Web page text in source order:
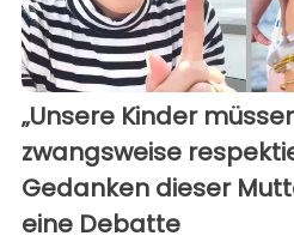
„Unsere Kinder
zwangsweise
Gedanken dieser
eine Debatte